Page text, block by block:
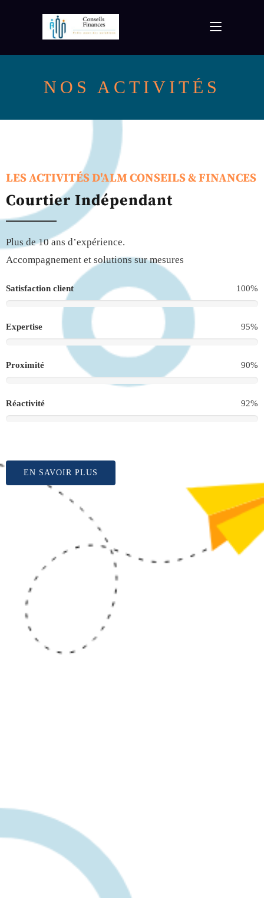
NOS ACTIVITÉS
LES ACTIVITÉS D'ALM CONSEILS & FINANCES
Courtier Indépendant
Plus de 10 ans d’expérience.
Accompagnement et solutions sur mesures
Satisfaction client 100%
Expertise 95%
Proximité 90%
Réactivité 92%
EN SAVOIR PLUS